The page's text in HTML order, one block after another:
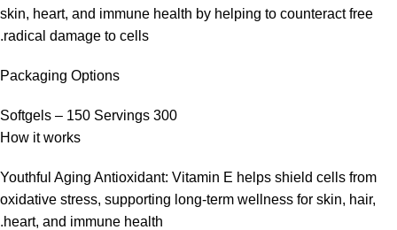
skin, heart, and immune health by helping to counteract free
radical damage to cells.
Packaging Options
300 Softgels – 150 Servings
How it works
Youthful Aging Antioxidant: Vitamin E helps shield cells from
oxidative stress, supporting long-term wellness for skin, hair,
heart, and immune health.